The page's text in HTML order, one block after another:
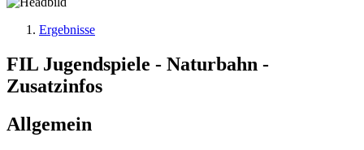
Ergebnisse
FIL Jugendspiele - Naturbahn -
Zusatzinfos
Allgemein